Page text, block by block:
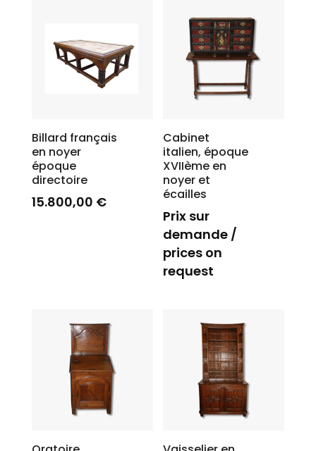
Billard français
en noyer
époque
directoire
15.800,00 €
Cabinet
italien, époque
XVIIème en
noyer et
écailles
Prix sur
demande /
prices on
request